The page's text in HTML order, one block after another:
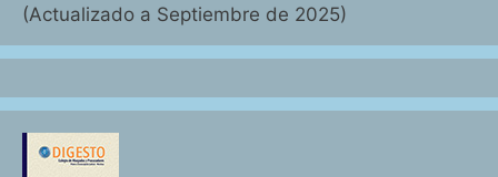
(Actualizado a Septiembre de 2025)